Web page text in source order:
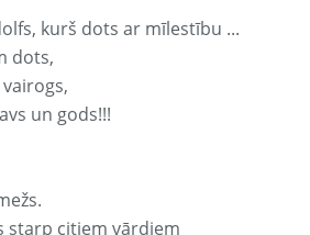
kurš dots ar mīlestību ...
dots,
un gods!!!
starp citiem vārdiem